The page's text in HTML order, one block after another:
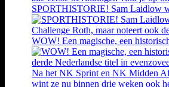
SPORTHISTORIE! Sam Laidlow
WOW! Een magische, een